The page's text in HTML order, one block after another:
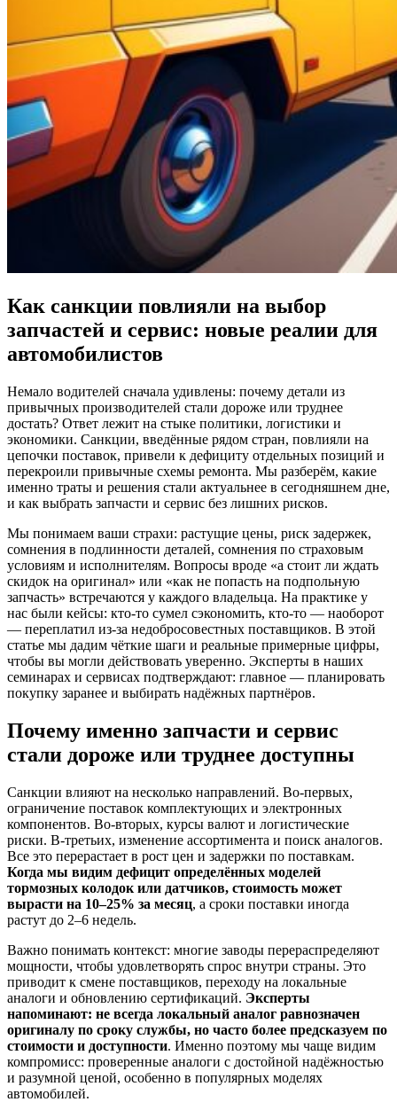
Как санкции повлияли на выбор
запчастей и сервис: новые реалии для
автомобилистов
Немало водителей сначала удивлены: почему детали из
привычных производителей стали дороже или труднее
достать? Ответ лежит на стыке политики, логистики и
экономики. Санкции, введённые рядом стран, повлияли на
цепочки поставок, привели к дефициту отдельных позиций и
перекроили привычные схемы ремонта. Мы разберём, какие
именно траты и решения стали актуальнее в сегодняшнем дне,
и как выбрать запчасти и сервис без лишних рисков.
Мы понимаем ваши страхи: растущие цены, риск задержек,
сомнения в подлинности деталей, сомнения по страховым
условиям и исполнителям. Вопросы вроде «а стоит ли ждать
скидок на оригинал» или «как не попасть на подпольную
запчасть» встречаются у каждого владельца. На практике у
нас были кейсы: кто-то сумел сэкономить, кто-то — наоборот
— переплатил из‑за недобросовестных поставщиков. В этой
статье мы дадим чёткие шаги и реальные примерные цифры,
чтобы вы могли действовать уверенно. Эксперты в наших
семинарах и сервисах подтверждают: главное — планировать
покупку заранее и выбирать надёжных партнёров.
Почему именно запчасти и сервис
стали дороже или труднее доступны
Санкции влияют на несколько направлений. Во‑первых,
ограничение поставок комплектующих и электронных
компонентов. Во‑вторых, курсы валют и логистические
риски. В-третьих, изменение ассортимента и поиск аналогов.
Все это перерастает в рост цен и задержки по поставкам.
Когда мы видим дефицит определённых моделей
тормозных колодок или датчиков, стоимость может
вырасти на 10–25% за месяц, а сроки поставки иногда
растут до 2–6 недель.
Важно понимать контекст: многие заводы перераспределяют
мощности, чтобы удовлетворять спрос внутри страны. Это
приводит к смене поставщиков, переходу на локальные
аналоги и обновлению сертификаций. Эксперты
напоминают: не всегда локальный аналог равнозначен
оригиналу по сроку службы, но часто более предсказуем по
стоимости и доступности. Именно поэтому мы чаще видим
компромисс: проверенные аналоги с достойной надёжностью
и разумной ценой, особенно в популярных моделях
автомобилей.